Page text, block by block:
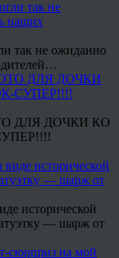
так не ожиданно
ДЛЯ ДОЧКИ КО
исторической
— шарж от